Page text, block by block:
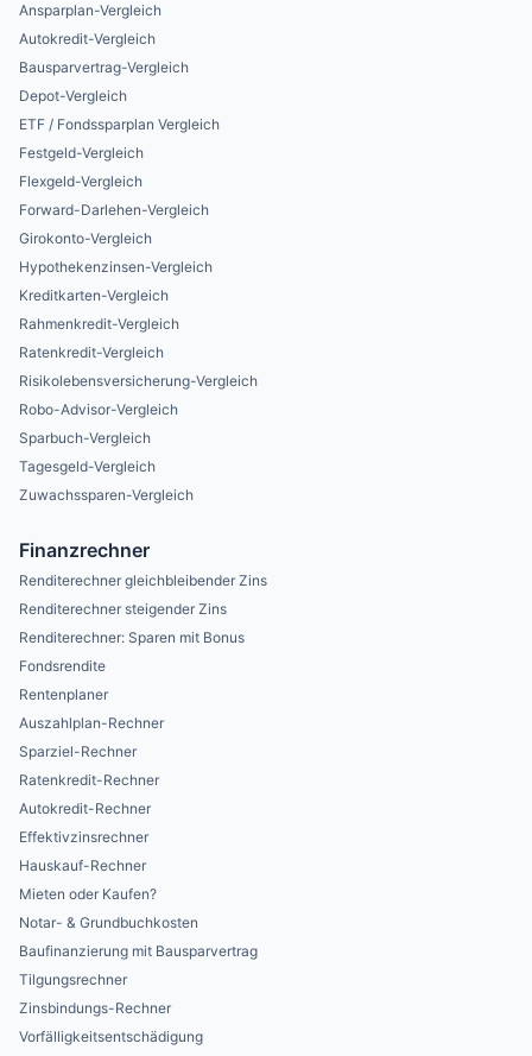
Ansparplan-Vergleich
Autokredit-Vergleich
Bausparvertrag-Vergleich
Depot-Vergleich
ETF / Fondssparplan Vergleich
Festgeld-Vergleich
Flexgeld-Vergleich
Forward-Darlehen-Vergleich
Girokonto-Vergleich
Hypothekenzinsen-Vergleich
Kreditkarten-Vergleich
Rahmenkredit-Vergleich
Ratenkredit-Vergleich
Risikolebensversicherung-Vergleich
Robo-Advisor-Vergleich
Sparbuch-Vergleich
Tagesgeld-Vergleich
Zuwachssparen-Vergleich
Finanzrechner
Renditerechner gleichbleibender Zins
Renditerechner steigender Zins
Renditerechner: Sparen mit Bonus
Fondsrendite
Rentenplaner
Auszahlplan-Rechner
Sparziel-Rechner
Ratenkredit-Rechner
Autokredit-Rechner
Effektivzinsrechner
Hauskauf-Rechner
Mieten oder Kaufen?
Notar- & Grundbuchkosten
Baufinanzierung mit Bausparvertrag
Tilgungsrechner
Zinsbindungs-Rechner
Vorfälligkeitsentschädigung